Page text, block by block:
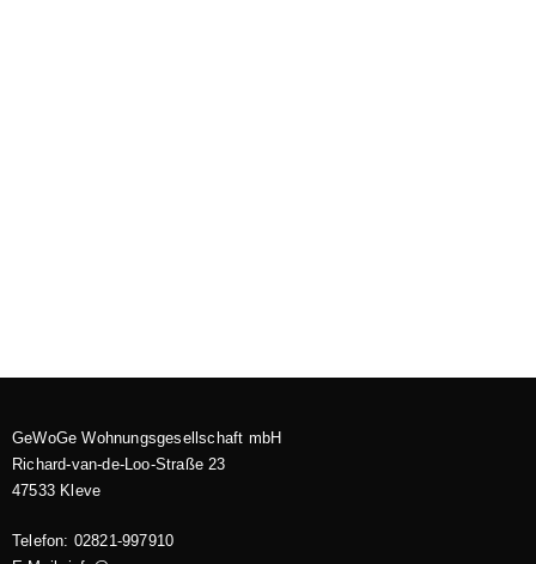
GeWoGe Wohnungsgesellschaft mbH
Richard-van-de-Loo-Straße 23
47533 Kleve
Telefon: 02821-997910